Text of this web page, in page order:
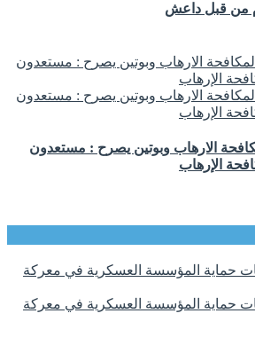
الارهاب وبوتين يصرح : مستعدون
الإرهاب